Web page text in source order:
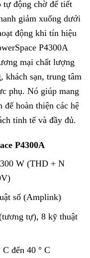
tự động chờ để tiết
giảm xuống dưới
động khi tín hiệu
P4300A
mại chất lượng
khách sạn, trung tâm
phụ. Nó giúp mang
để hoàn thiện các hệ
tinh tế và đầy đủ.
P4300A
W (THD + N
số (Amplink)
tự), 8 kỹ thuật
đến 40 ° C